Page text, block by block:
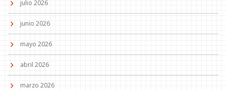
julio 2026
junio 2026
mayo 2026
abril 2026
marzo 2026